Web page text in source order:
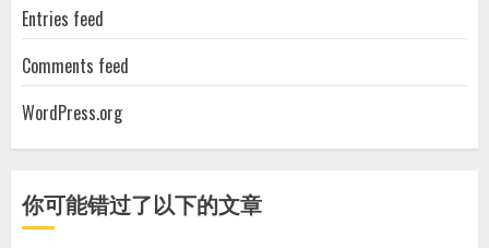
Entries feed
Comments feed
WordPress.org
你可能错过了以下的文章